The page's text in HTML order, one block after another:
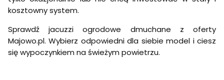
kosztowny system.
Sprawdź jacuzzi ogrodowe dmuchane z oferty
Majowo.pl. Wybierz odpowiedni dla siebie model i ciesz
się wypoczynkiem na świeżym powietrzu.